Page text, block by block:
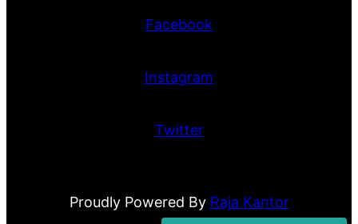
Facebook
Instagram
Twitter
Proudly Powered By Raja Kantor